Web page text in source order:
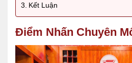
Kết Luận
Điểm Nhấn Chuyên